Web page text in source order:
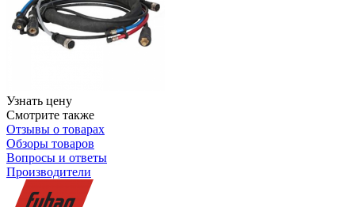
Узнать цену
Смотрите также
Отзывы о товарах
Обзоры товаров
Вопросы и ответы
Производители